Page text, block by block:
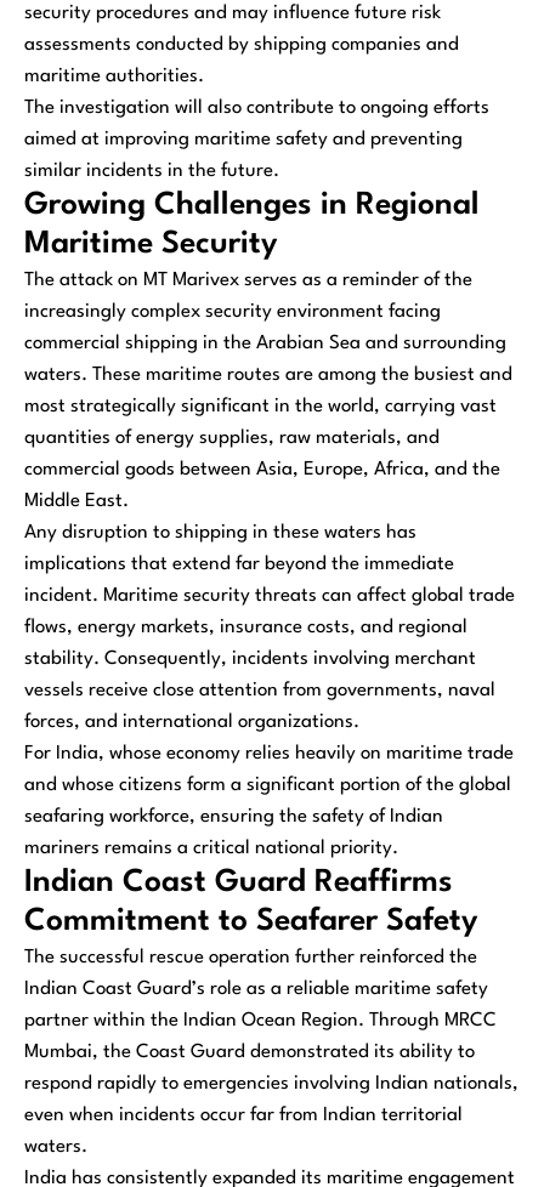
security procedures and may influence future risk
assessments conducted by shipping companies and
maritime authorities.
The investigation will also contribute to ongoing efforts
aimed at improving maritime safety and preventing
similar incidents in the future.
Growing Challenges in Regional
Maritime Security
The attack on MT Marivex serves as a reminder of the
increasingly complex security environment facing
commercial shipping in the Arabian Sea and surrounding
waters. These maritime routes are among the busiest and
most strategically significant in the world, carrying vast
quantities of energy supplies, raw materials, and
commercial goods between Asia, Europe, Africa, and the
Middle East.
Any disruption to shipping in these waters has
implications that extend far beyond the immediate
incident. Maritime security threats can affect global trade
flows, energy markets, insurance costs, and regional
stability. Consequently, incidents involving merchant
vessels receive close attention from governments, naval
forces, and international organizations.
For India, whose economy relies heavily on maritime trade
and whose citizens form a significant portion of the global
seafaring workforce, ensuring the safety of Indian
mariners remains a critical national priority.
Indian Coast Guard Reaffirms
Commitment to Seafarer Safety
The successful rescue operation further reinforced the
Indian Coast Guard’s role as a reliable maritime safety
partner within the Indian Ocean Region. Through MRCC
Mumbai, the Coast Guard demonstrated its ability to
respond rapidly to emergencies involving Indian nationals,
even when incidents occur far from Indian territorial
waters.
India has consistently expanded its maritime engagement